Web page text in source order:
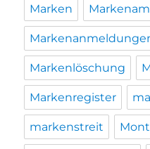
Marken
Markenlöschung
Markenregister
markenstreit